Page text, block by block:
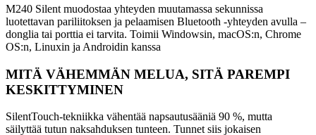
M240 Silent muodostaa yhteyden muutamassa sekunnissa
luotettavan pariliitoksen ja pelaamisen Bluetooth -yhteyden avulla –
donglia tai porttia ei tarvita. Toimii Windowsin, macOS:n, Chrome
OS:n, Linuxin ja Androidin kanssa
MITÄ VÄHEMMÄN MELUA, SITÄ PAREMPI
KESKITTYMINEN
SilentTouch-tekniikka vähentää napsautusääniä 90 %, mutta
säilyttää tutun naksahduksen tunteen. Tunnet siis jokaisen